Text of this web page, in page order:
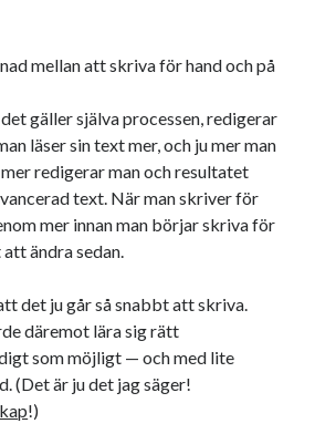
mellan att skriva för hand och på
gäller själva processen, redigerar
läser sin text mer, och ju mer man
redigerar man och resultatet
text. När man skriver för
mer innan man börjar skriva för
ändra sedan.
det ju går så snabbt att skriva.
däremot lära sig rätt
som möjligt — och med lite
(Det är ju det jag säger!
!)